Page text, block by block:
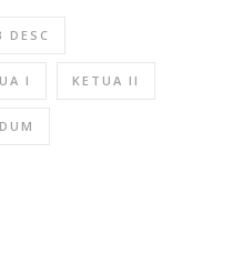
DESC
I KETUA II